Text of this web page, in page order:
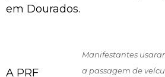
em Dourados.
Manifestantes
a passagem de
A PRF